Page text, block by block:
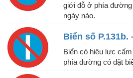
giới đỗ ở phía
ngày nào.
Biển số P.131b.
Biển có hiệu lực
phía đường có đặt